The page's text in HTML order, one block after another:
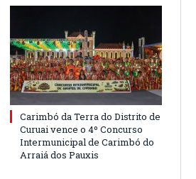
Carimbó da Terra do Distrito de
Curuai vence o 4º Concurso
Intermunicipal de Carimbó do
Arraiá dos Pauxis